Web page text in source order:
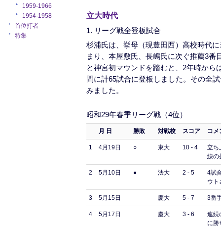
1959-1966
1954-1958
首位打者
特集
立大時代
1. リーグ戦全登板試合
杉浦氏は、挙母（現豊田西）高校時代
まり、本屋敷氏、長嶋氏に次ぐ推薦3番
と神宮初マウンドを踏むと、2年時から
間に計65試合に登板しました。その全
みました。
昭和29年春季リーグ戦（4位）
月 日 勝敗 対戦校 スコア コメ
1 4月19日 ○ 東大 10 - 4
立ち
線の
2 5月10日 ● 法大 2 - 5
4試
ウト
3 5月15日 慶大 5 - 7 3番
4 5月17日 慶大 3 - 6
連続
に勝